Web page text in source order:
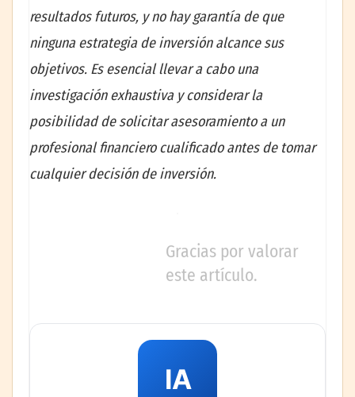
resultados futuros, y no hay garantía de que
ninguna estrategia de inversión alcance sus
objetivos. Es esencial llevar a cabo una
investigación exhaustiva y considerar la
posibilidad de solicitar asesoramiento a un
profesional financiero cualificado antes de tomar
cualquier decisión de inversión.
Gracias por valorar
este artículo.
IA